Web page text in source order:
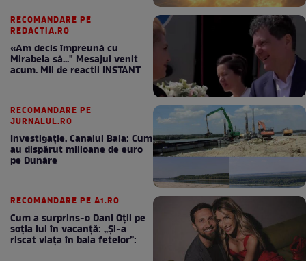
RECOMANDARE PE
REDACTIA.RO
«Am decis împreună cu
Mirabela să..." Mesajul venit
acum. Mii de reactii INSTANT
RECOMANDARE PE
JURNALUL.RO
Investigație, Canalul Bala: Cum
au dispărut milioane de euro
pe Dunăre
RECOMANDARE PE A1.RO
Cum a surprins-o Dani Oțil pe
soția lui în vacanță: „Și-a
riscat viața în baia fetelor”: